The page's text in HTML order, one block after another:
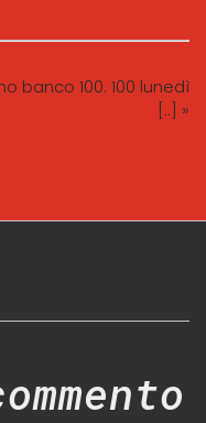
banco 100. 100 lunedì
[..] »